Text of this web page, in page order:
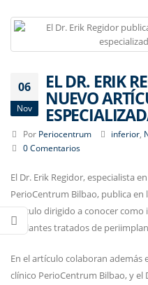
06
Nov
EL DR. ERIK
NUEVO
Por Periocentrum inferior
0 Comentarios
El Dr. Erik Regidor, especialista
PerioCentrum Bilbao, publica
artículo dirigido a conocer
implantes tratados de
En el artículo colaboran
clínico PerioCentrum Bilbao, y